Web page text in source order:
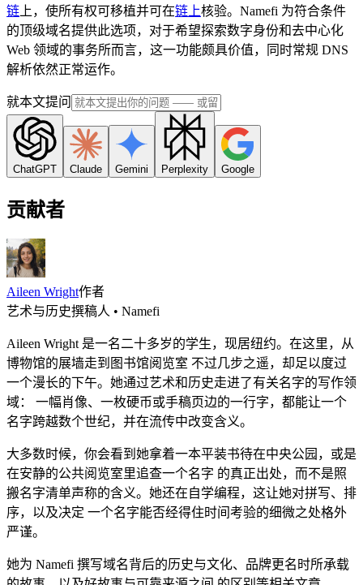
链 上，使所有权可移植并可在链上核验。Namefi 为符合条件
的顶级域名提供此选项，对于希望探索数字身份和去中心化
Web 领域的事务所而言，这一功能颇具价值，同时常规 DNS
解析依然正常运作。
就本文提问
ChatGPT Claude Gemini Perplexity Google
贡献者
Aileen Wright作者
艺术与历史撰稿人 • Namefi
Aileen Wright 是一名二十多岁的学生，现居纽约。在这里，从
博物馆的展墙走到图书馆阅览室 不过几步之遥，却足以度过
一个漫长的下午。她通过艺术和历史走进了有关名字的写作领
域： 一幅肖像、一枚硬币或手稿页边的一行字，都能让一个
名字跨越数个世纪，并在流传中改变含义。
大多数时候，你会看到她拿着一本平装书待在中央公园，或是
在安静的公共阅览室里追查一个名字 的真正出处，而不是照
搬名字清单声称的含义。她还在自学编程，这让她对拼写、排
序，以及决定 一个名字能否经得住时间考验的细微之处格外
严谨。
她为 Namefi 撰写域名背后的历史与文化、品牌更名时所承载